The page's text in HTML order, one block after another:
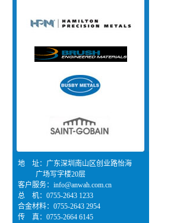
地 址：广东深圳南山区创业路怡海
广场写字楼20层
客户服务：info@anwah.com.cn
总 机：0755-2643 1233
合金材料：0755-2643 2954
传 真：0755-2664 6145